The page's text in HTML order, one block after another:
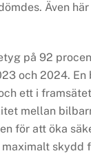
Även
på 92
och 2024. En
ett i
mellan
för att öka
skydd